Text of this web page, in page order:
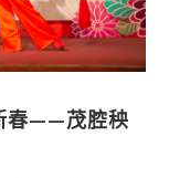
春——茂腔秧